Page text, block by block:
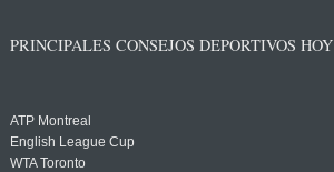
PRINCIPALES CONSEJOS DEPORTIVOS HOY
ATP Montreal
English League Cup
WTA Toronto